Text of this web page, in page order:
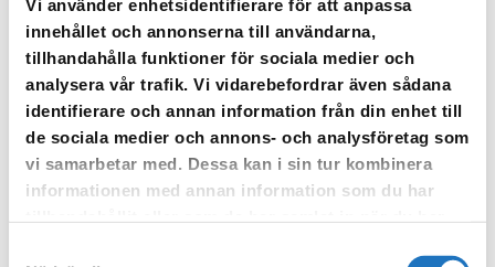
Vi använder enhetsidentifierare för att anpassa
innehållet och annonserna till användarna,
tillhandahålla funktioner för sociala medier och
analysera vår trafik. Vi vidarebefordrar även sådana
identifierare och annan information från din enhet till
de sociala medier och annons- och analysföretag som
vi samarbetar med. Dessa kan i sin tur kombinera
informationen med annan information som du har
Tisdag 18 augusti 17.00-18.00, Valla Tempo, Magasinsgatan,
Återvinningsstation
Onsdag 19 augusti 17.00-18.00, Katrineholm, Backavallen,
Återvinningsstation
Torsdag 20 augusti 17.00-19.00, Björkvik servicebutiken,
Vedebyv, Återvinningsstation
Fredag 21 augusti 17.00-18.00, Bie, Bieåsen,
Återvinningsstation